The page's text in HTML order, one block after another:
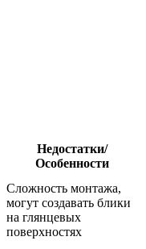
Недостатки/
Особенности
Сложность монтажа,
могут создавать блики
на глянцевых
поверхностях